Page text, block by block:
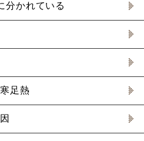
分かれている
足熱